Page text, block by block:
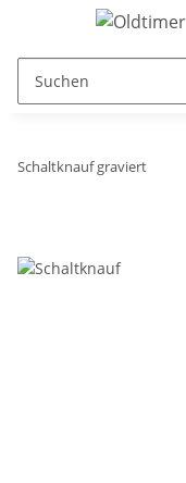
Schaltknauf graviert